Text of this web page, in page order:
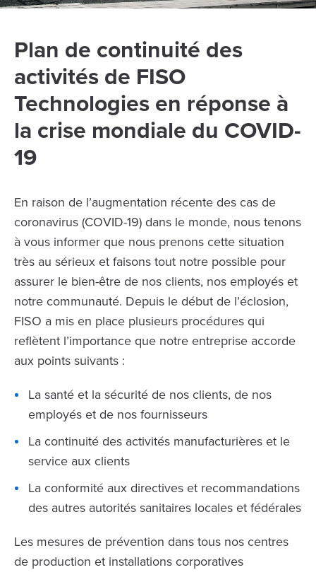
Plan de continuité des
activités de FISO
Technologies en réponse à
la crise mondiale du COVID-
19
En raison de l’augmentation récente des cas de
coronavirus (COVID-19) dans le monde, nous tenons
à vous informer que nous prenons cette situation
très au sérieux et faisons tout notre possible pour
assurer le bien-être de nos clients, nos employés et
notre communauté. Depuis le début de l’éclosion,
FISO a mis en place plusieurs procédures qui
reflètent l’importance que notre entreprise accorde
aux points suivants :
La santé et la sécurité de nos clients, de nos
employés et de nos fournisseurs
La continuité des activités manufacturières et le
service aux clients
La conformité aux directives et recommandations
des autres autorités sanitaires locales et fédérales
Les mesures de prévention dans tous nos centres
de production et installations corporatives